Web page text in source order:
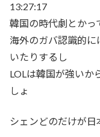
13:27:17
韓国の時代劇とかっ
海外のガバ認識的
いたりするし
LOLは韓国が強いか
しょ
シェンどのだけが日